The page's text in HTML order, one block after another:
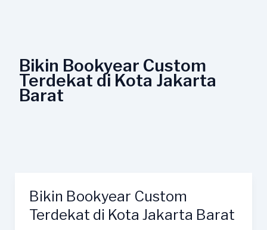
Bikin Bookyear Custom
Terdekat di Kota Jakarta
Barat
Bikin Bookyear Custom
Terdekat di Kota Jakarta Barat
Bikin
Bookyear
Custom